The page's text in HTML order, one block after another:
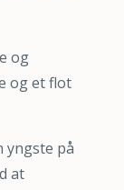
og
og et flot
yngste på
at